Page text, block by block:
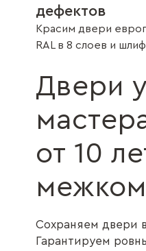
дефектов
Красим двери
RAL в 8 слоев и
Двери
от 10
Сохраняем двери
Гарантируем